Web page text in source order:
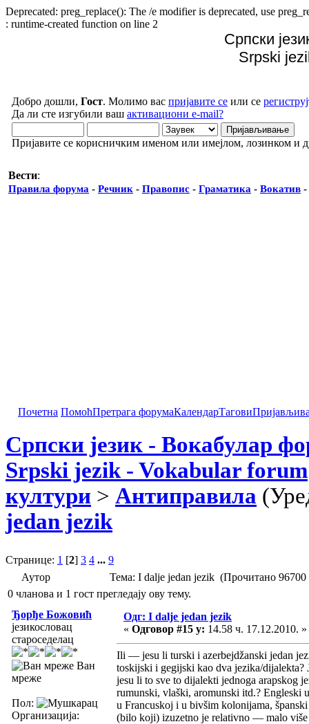
Deprecated: preg_replace(): The /e modifier is deprecated, use
: runtime-created function on line 2
Српски
Srpski
Добро дошли, Гост. Молимо вас пријавите се или се
Да ли сте изгубили ваш активациони e-mail?
Пријавите се корисничким именом или имејлом, лозинком и
Вести:
Правила форума - Речник - Правопис - Граматика - Вокатив -
Почетна ПомоћПретрага форумаКалендарТагови
Српски језик - Вокабулар
Srpski jezik - Vokabular forum
култури > Антиправила
jedan jezik
Странице: 1 [2] 3 4 ... 9
Аутор
Тема: I dalje jedan jezik (Прочитано 96700
0 чланова и 1 гост прегледају ову тему.
Ђорђе Божовић
језикословац
староседелац
Ван
мреже
Пол:
Организација:
Одг: I dalje jedan jezik
« Одговор #15 у: 14.58 ч. 17.12.2010. »
Ili — jesu li turski i azerbejdžanski jedan
toskijski i gegijski kao dva jezika/
jesu li to sve to dijalekti jednoga arapskog
rumunski, vlaški, aromunski itd.? Engleski
u Francuskoj i u bivšim kolonijama,
(bilo koji) izuzetno je relativno — malo više